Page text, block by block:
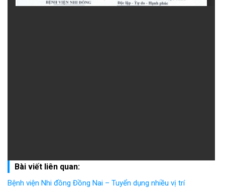
Bài viết liên quan:
Bệnh viện Nhi đồng Đồng Nai – Tuyển dụng nhiều vị trí